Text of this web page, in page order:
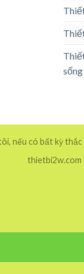
sống
nếu có bất kỳ
thietbi2w.com